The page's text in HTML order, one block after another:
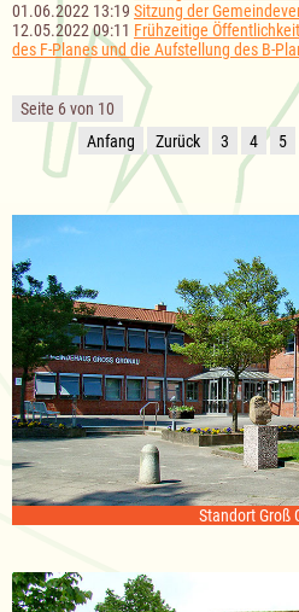
01.06.2022 13:19 Sitzung der
12.05.2022 09:11 Frühzeitige
des F-Planes und die Aufstellung des B-
Seite 6 von 10
Anfang
Zurück 3 4 5
Standort Groß